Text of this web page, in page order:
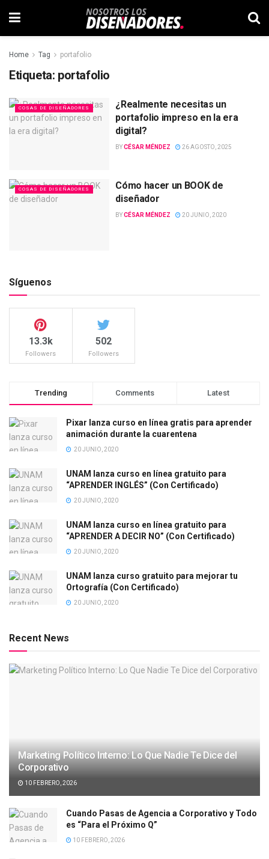
Home Tag portafolio
Etiqueta: portafolio
COSAS DE DISEÑADORES
¿Realmente necesitas un
portafolio impreso en la era
digital?
BYCÉSAR MÉNDEZ 26 AGOSTO, 2025
COSAS DE DISEÑADORES
Cómo hacer un BOOK de
diseñador
BYCÉSAR MÉNDEZ 20 JUNIO, 2020
Síguenos
13.3k
Followers
502
Followers
Trending Comments Latest
Pixar lanza curso en línea gratis para aprender
animación durante la cuarentena
20 JUNIO, 2020
UNAM lanza curso en línea gratuito para
“APRENDER INGLÉS” (Con Certificado)
20 JUNIO, 2020
UNAM lanza curso en línea gratuito para
“APRENDER A DECIR NO” (Con Certificado)
20 JUNIO, 2020
UNAM lanza curso gratuito para mejorar tu
Ortografía (Con Certificado)
20 JUNIO, 2020
Recent News
Marketing Político Interno: Lo Que Nadie Te Dice del
Corporativo
10 FEBRERO, 2026
Cuando Pasas de Agencia a Corporativo y Todo
es “Para el Próximo Q”
10 FEBRERO, 2026